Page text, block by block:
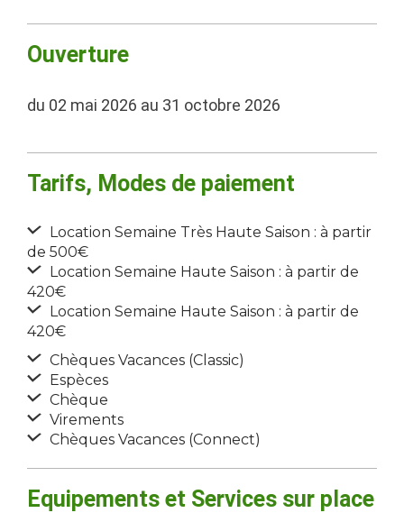
Ouverture
du 02 mai 2026 au 31 octobre 2026
Tarifs, Modes de paiement
Location Semaine Très Haute Saison : à partir
de 500€
Location Semaine Haute Saison : à partir de
420€
Location Semaine Haute Saison : à partir de
420€
Chèques Vacances (Classic)
Espèces
Chèque
Virements
Chèques Vacances (Connect)
Equipements et Services sur place